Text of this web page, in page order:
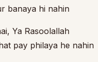
banaya hi nahin.
Ya Rasoolallah
pay philaya he nahin.